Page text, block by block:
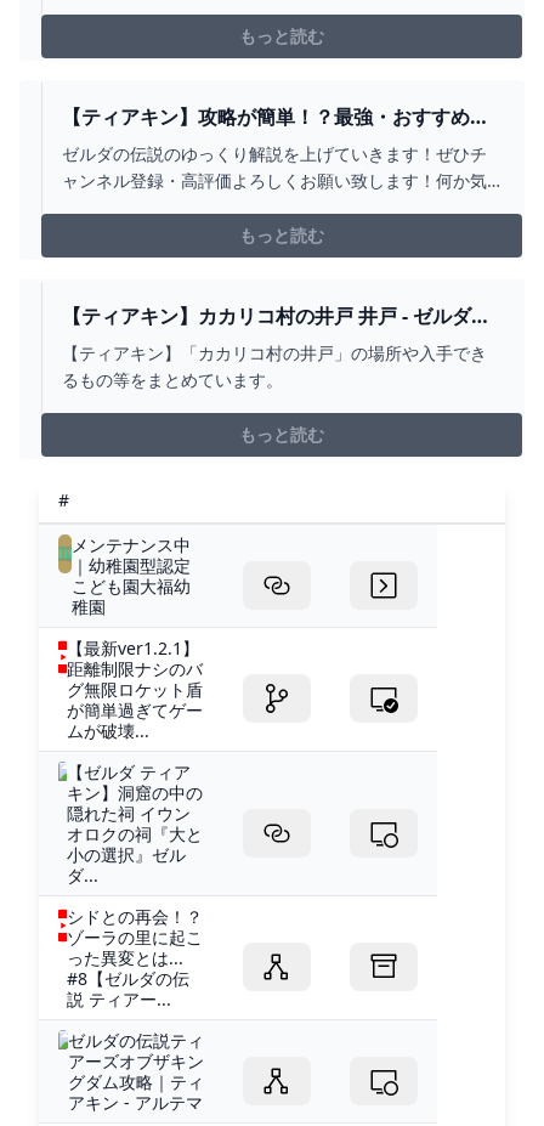
もっと読む
【ティアキン】攻略が簡単！？最強・おすすめス
クラビルド素材8選！！
【ゼルダの伝説 ティアーズオブザキングダム】 -
ゼルダの伝説のゆっくり解説を上げていきます！ぜひチ
ャンネル登録・高評価よろしくお願い致します！何か気
欄にお書きください！！なるべく実行します！いや実行
します！！#ティアーズオブザキングダム#ゆっくり解説#
もっと読む
【ティアキン】カカリコ村の井戸 井戸 - ゼルダの
伝説 ティアーズオブザキングダム 攻略WIKI ティ
アキン ： ヘイグ攻略まとめWIKI
【ティアキン】「カカリコ村の井戸」の場所や入手でき
るもの等をまとめています。
もっと読む
#
メンテナンス中
｜幼稚園型認定
こども園大福幼
稚園
【最新ver1.2.1】
距離制限ナシのバ
グ無限ロケット盾
が簡単過ぎてゲー
ムが破壊...
【ゼルダ ティア
キン】洞窟の中の
隠れた祠 イウン
オロクの祠『大と
小の選択』ゼル
ダ...
シドとの再会！？
ゾーラの里に起こ
った異変とは...
#8【ゼルダの伝
説 ティアー...
ゼルダの伝説ティ
アーズオブザキン
グダム攻略｜ティ
アキン - アルテマ